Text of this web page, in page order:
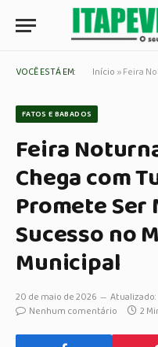
VOCÊ ESTÁ EM: Início »Feira Noturna de
FATOS E BABADOS
Feira
Chega com
Promete Ser
Sucesso no
Municipal
20 de maio de 2026 Atualizado:
Nenhum comentário
2